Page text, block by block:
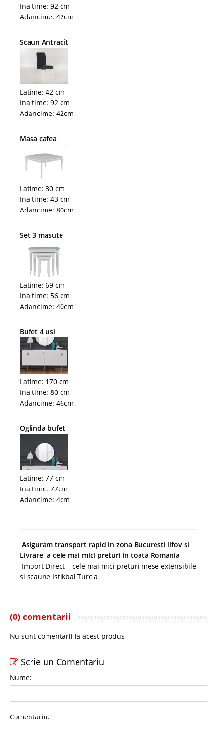
Inaltime: 92 cm
Adancime: 42cm
Scaun Antracit
Latime: 42 cm
Inaltime: 92 cm
Adancime: 42cm
Masa cafea
Latime: 80 cm
Inaltime: 43 cm
Adancime: 80cm
Set 3 masute
Latime: 69 cm
Inaltime: 56 cm
Adancime: 40cm
Bufet 4 usi
Latime: 170 cm
Inaltime: 80 cm
Adancime: 46cm
Oglinda bufet
Latime: 77 cm
Inaltime: 77cm
Adancime: 4cm
Asiguram transport rapid in zona Bucuresti Ilfov si
Livrare la cele mai mici preturi in toata Romania
Import Direct – cele mai mici preturi mese extensibile
si scaune Istikbal Turcia
(0) comentarii
Nu sunt comentarii la acest produs
Scrie un Comentariu
Nume:
Comentariu: